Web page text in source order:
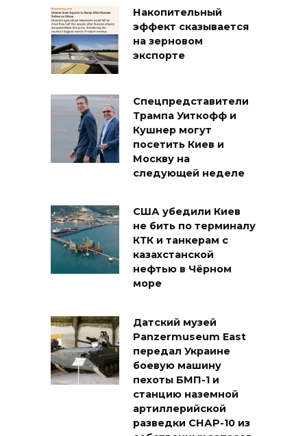
Накопительный
эффект сказывается
на зерновом
экспорте
Спецпредставители
Трампа Уиткофф и
Кушнер могут
посетить Киев и
Москву на
следующей неделе
США убедили Киев
не бить по терминалу
КТК и танкерам с
казахстанской
нефтью в Чёрном
море
Датский музей
Panzermuseum East
передал Украине
боевую машину
пехоты БМП-1 и
станцию наземной
артиллерийской
разведки СНАР-10 из